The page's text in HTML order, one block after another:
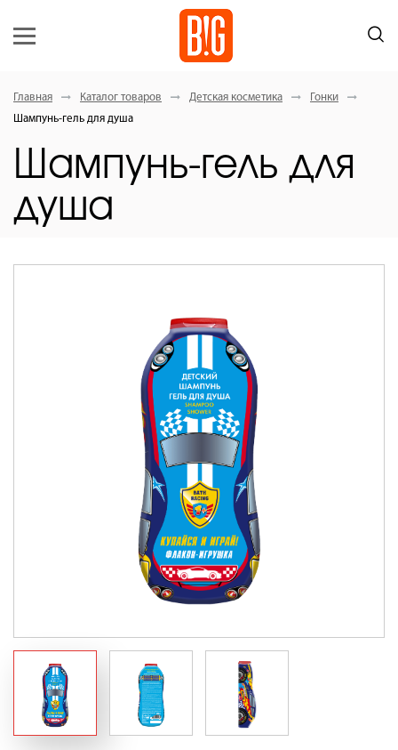
Главная Каталог товаров Детская косметика
Гонки
Шампунь-гель для душа
Шампунь-гель для
душа